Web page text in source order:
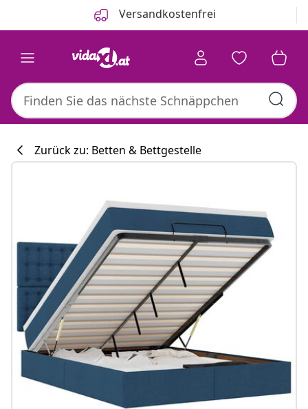
Versandkostenfrei
#sharemevidaxl
Zurück zu: Betten & Bettgestelle